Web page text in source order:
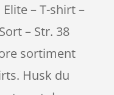
– T-shirt –
– Str. 38
sortiment
Husk du